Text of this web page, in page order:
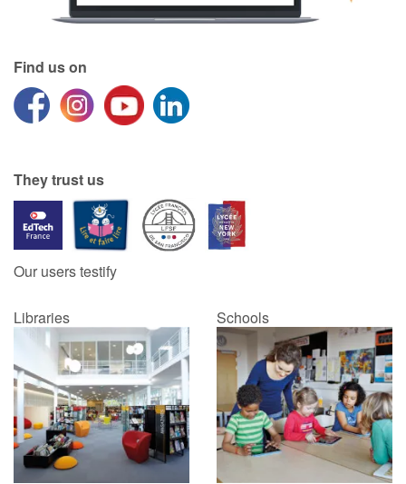
Find us on
They trust us
Our users testify
Libraries Schools